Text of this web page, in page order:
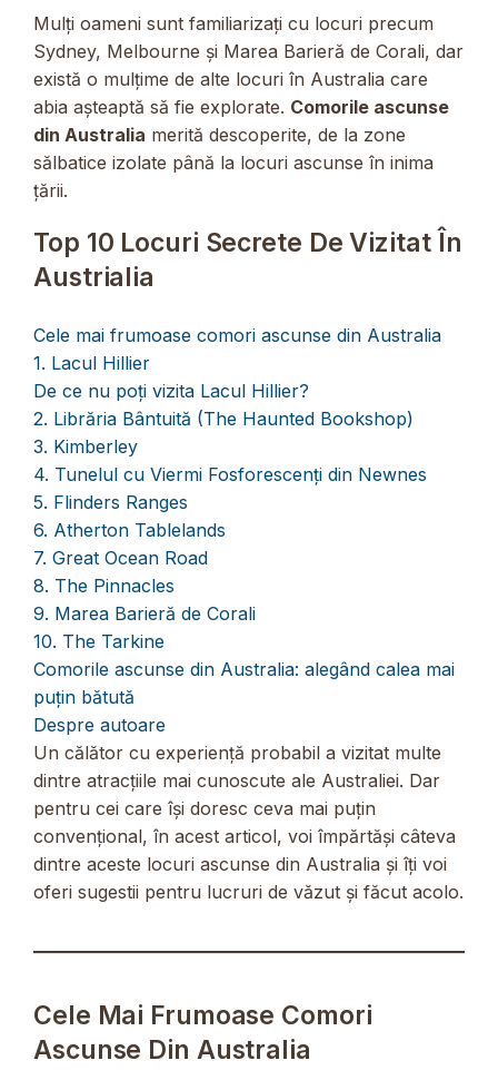
Mulți oameni sunt familiarizați cu locuri precum
Sydney, Melbourne și Marea Barieră de Corali, dar
există o mulțime de alte locuri în Australia care
abia așteaptă să fie explorate. Comorile ascunse
din Australia merită descoperite, de la zone
sălbatice izolate până la locuri ascunse în inima
țării.
Top 10 Locuri Secrete De Vizitat În
Austrialia
Cele mai frumoase comori ascunse din Australia
1. Lacul Hillier
De ce nu poți vizita Lacul Hillier?
2. Librăria Bântuită (The Haunted Bookshop)
3. Kimberley
4. Tunelul cu Viermi Fosforescenți din Newnes
5. Flinders Ranges
6. Atherton Tablelands
7. Great Ocean Road
8. The Pinnacles
9. Marea Barieră de Corali
10. The Tarkine
Comorile ascunse din Australia: alegând calea mai
puțin bătută
Despre autoare
Un călător cu experiență probabil a vizitat multe
dintre atracțiile mai cunoscute ale Australiei. Dar
pentru cei care își doresc ceva mai puțin
convențional, în acest articol, voi împărtăși câteva
dintre aceste locuri ascunse din Australia și îți voi
oferi sugestii pentru lucruri de văzut și făcut acolo.
Cele Mai Frumoase Comori
Ascunse Din Australia